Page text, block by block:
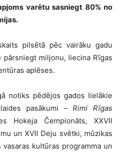
varētu sasniegt 80% no
pilsētā pēc vairāku gadu
pārsniegt miljonu, liecina Rīgas
aplēses.
notiks pēdējos gados lielākie
pasākumi –Rimi Rīgas
Hokeja Čempionāts, XXVII
un XVII Deju svētki, mūzikas
vasaras kultūras programma un